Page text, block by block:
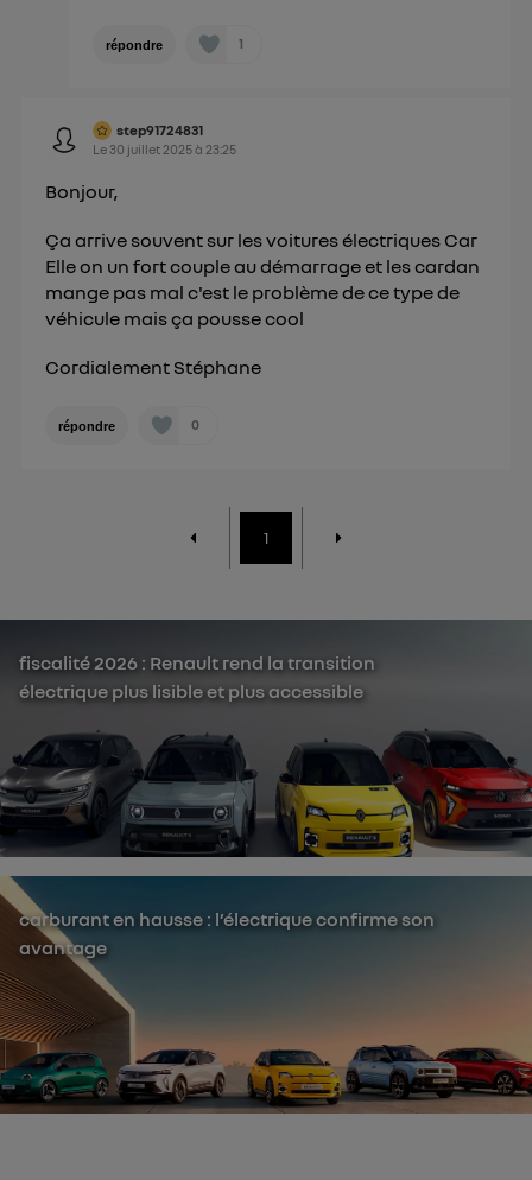
répondre 1
step91724831
Le 30 juillet 2025à 23:25
Bonjour,
Ça arrive souvent sur les voitures électriques Car
Elle on un fort couple au démarrage et les cardan
mange pas mal c'est le problème de ce type de
véhicule mais ça pousse cool
Cordialement Stéphane
répondre 0
1
fiscalité 2026 : Renault rend la transition
électrique plus lisible et plus accessible
carburant en hausse : l’électrique confirme son
avantage